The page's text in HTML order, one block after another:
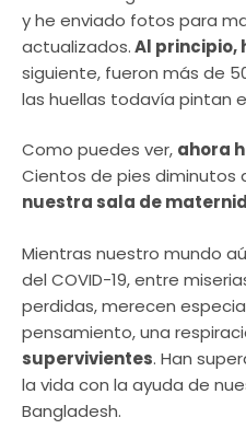
y he enviado fotos para
actualizados.Al principio,
siguiente, fueron más de
las huellas todavía pintan
Como puedes ver, ahora
Cientos de pies diminutos
nuestra sala de
Mientras nuestro mundo
del COVID-19, entre
perdidas, merecen
pensamiento, una
supervivientes. Han
la vida con la ayuda de
Bangladesh.